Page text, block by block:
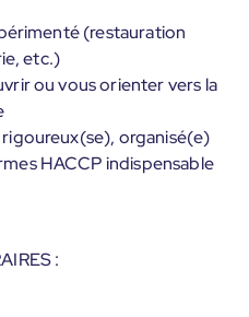
(restauration
etc.)
ou vous orienter vers la
organisé(e)
HACCP indispensable
: